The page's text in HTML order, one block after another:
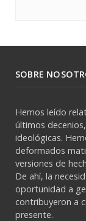
SOBRE
Hemos leído
últimos
ideológicas.
deformados
versiones de
De ahí, la
oportunidad a
contribuyeron a
presente.